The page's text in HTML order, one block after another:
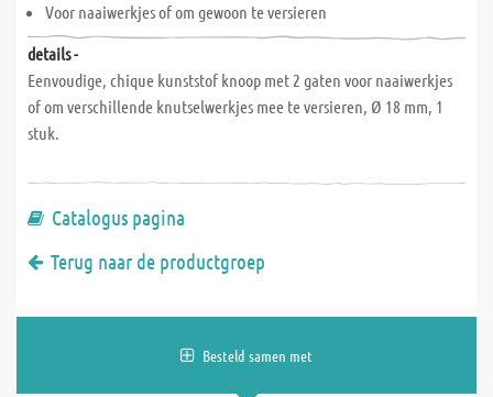
Voor naaiwerkjes of om gewoon te versieren
details -
Eenvoudige, chique kunststof knoop met 2 gaten voor naaiwerkjes
of om verschillende knutselwerkjes mee te versieren, Ø 18 mm, 1
stuk.
Catalogus pagina
Terug naar de productgroep
Besteld samen met